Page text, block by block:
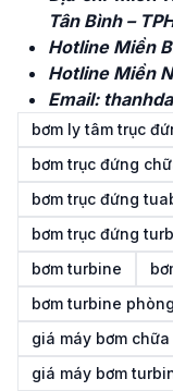
Tân Bình –
Hotline Miền
Hotline Miền
Email:
bơm ly tâm trục
bơm trục đứng
bơm trục đứng
bơm trục đứng
bơm turbine
bơm turbine
giá máy bơm
giá máy bơm